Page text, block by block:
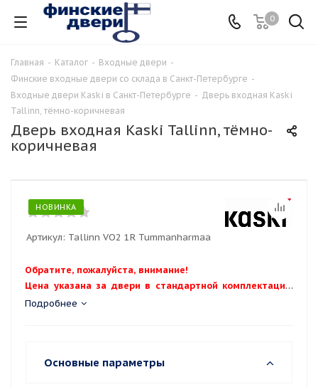
0
Главная - Каталог - Входные двери -
Финские входные двери со склада в Санкт-Петербурге -
Входные двери Kaski в Санкт-Петербурге - Дверь входная Kaski
Tallinn, тёмно-коричневая
Дверь входная Kaski Tallinn, тёмно-
коричневая
НОВИНКА
Артикул: Tallinn VO2 1R Tummanharmaa
Обратите, пожалуйста, внимание!
Цена указана за двери в стандартной комплектации,
стандартного размера М9,10*21 стандартного тёмно-
Подробнее
Основные параметры